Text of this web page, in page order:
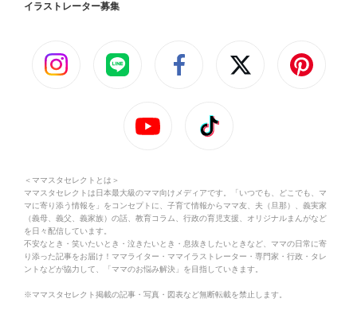
イラストレーター募集
＜ママスタセレクトとは＞
ママスタセレクトは日本最大級のママ向けメディアです。「いつでも、どこでも、マ
マに寄り添う情報を」をコンセプトに、子育て情報からママ友、夫（旦那）、義実家
（義母、義父、義家族）の話、教育コラム、行政の育児支援、オリジナルまんがなど
を日々配信しています。
不安なとき・笑いたいとき・泣きたいとき・息抜きしたいときなど、ママの日常に寄
り添った記事をお届け！ママライター・ママイラストレーター・専門家・行政・タレ
ントなどが協力して、「ママのお悩み解決」を目指していきます。
※ママスタセレクト掲載の記事・写真・図表など無断転載を禁止します。